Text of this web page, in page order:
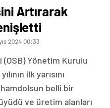
Artırarak
2024 00:33
(OSB) Yönetim Kurulu
ilk yarısını
belli bir
ve üretim alanları